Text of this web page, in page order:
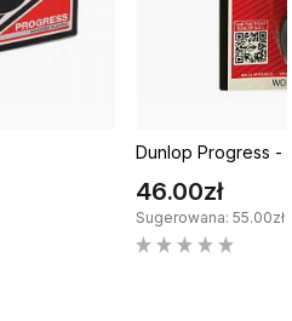
Dunlop Progress -
46.00zł
Sugerowana: 55.00zł